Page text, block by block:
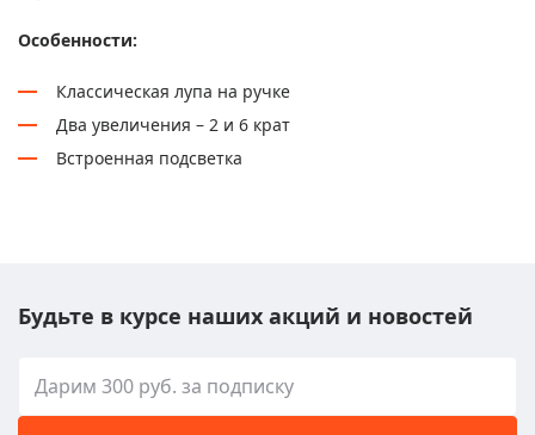
Особенности:
Классическая лупа на ручке
Два увеличения – 2 и 6 крат
Встроенная подсветка
Будьте в курсе наших акций и новостей